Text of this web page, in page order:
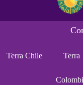
Terra Chile Terra